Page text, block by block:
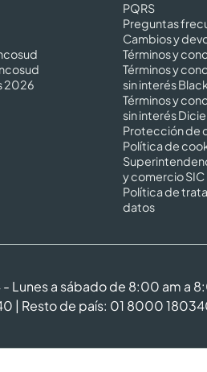
2026
PQRS
Preguntas
Cambios y
Términos y
Términos y
sin interés Black
Términos y
sin interés
Protección de
Política de
y comercio SIC
Política de
datos
- Lunes a sábado de 8:00 am a
| Resto de país: 01 8000